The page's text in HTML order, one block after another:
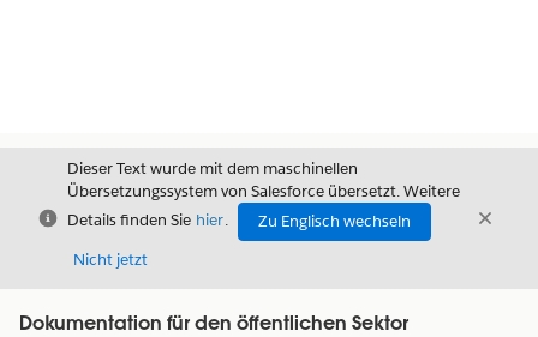
Schließen
Dieser Text wurde mit dem maschinellen
Übersetzungssystem von Salesforce übersetzt. Weitere
Details finden Sie hier.
Zu Englisch wechseln
Nicht jetzt
Dokumentation für den öffentlichen Sektor
Inhalt